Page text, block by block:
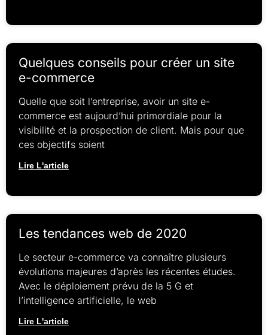
Quelques conseils pour créer un site
e-commerce
Quelle que soit l’entreprise, avoir un site e-
commerce est aujourd’hui primordiale pour la
visibilité et la prospection de client. Mais pour que
ces objectifs soient
Lire L'article
Les tendances web de 2020
Le secteur e-commerce va connaître plusieurs
évolutions majeures d’après les récentes études.
Avec le déploiement prévu de la 5 G et
l’intelligence artificielle, le web
Lire L'article